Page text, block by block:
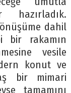
hazırladık.
dahil
bir rakamın
vesile
konut ve
bir mimari
tamamını